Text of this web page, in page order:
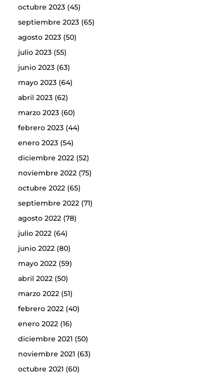
octubre 2023(45)
septiembre 2023(65)
agosto 2023(50)
julio 2023(55)
junio 2023(63)
mayo 2023(64)
abril 2023(62)
marzo 2023(60)
febrero 2023(44)
enero 2023(54)
diciembre 2022(52)
noviembre 2022(75)
octubre 2022(65)
septiembre 2022(71)
agosto 2022(78)
julio 2022(64)
junio 2022(80)
mayo 2022(59)
abril 2022(50)
marzo 2022(51)
febrero 2022(40)
enero 2022(16)
diciembre 2021 (50)
noviembre 2021 (63)
octubre 2021 (60)